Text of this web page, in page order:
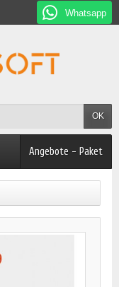
Whatsapp
OK
Angebote - Paket